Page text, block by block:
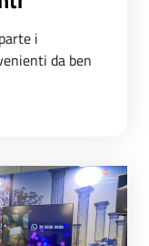
i
da ben